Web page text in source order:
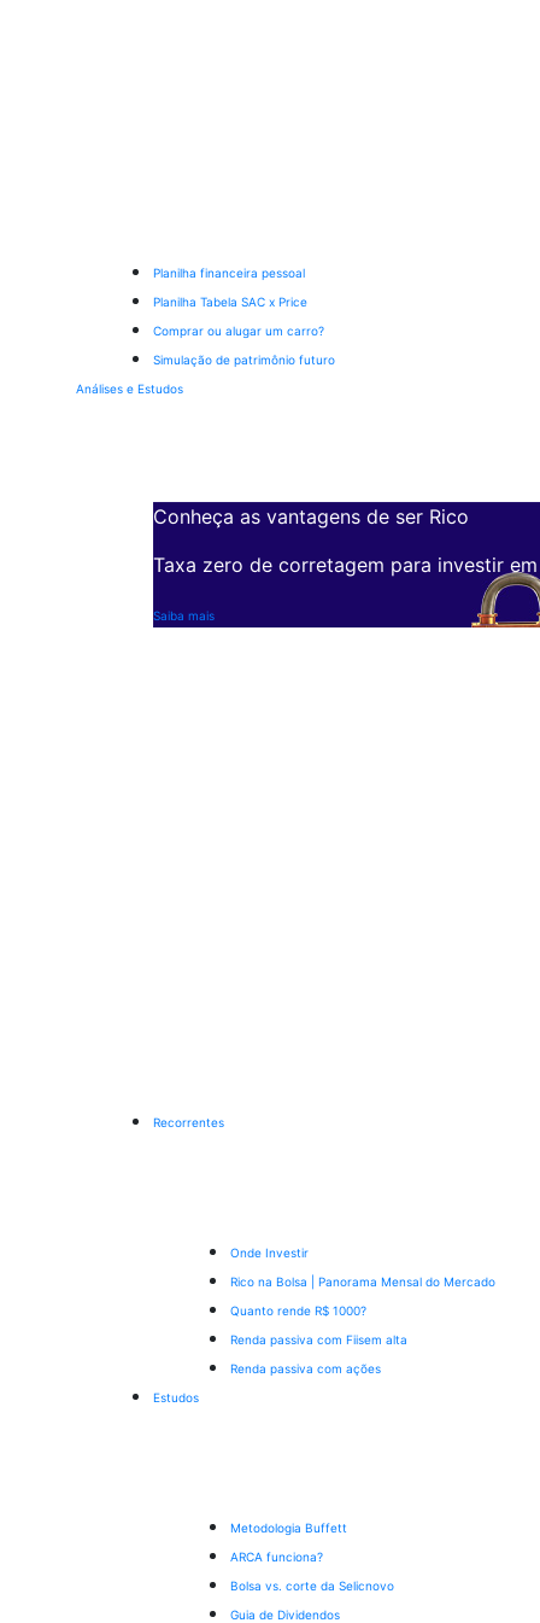
Planilha financeira pessoal
Planilha Tabela SAC x Price
Comprar ou alugar um carro?
Simulação de patrimônio futuro
Análises e Estudos
Conheça as vantagens de ser Rico
Taxa zero de corretagem para investir
Saiba mais
Recorrentes
Onde Investir
Rico na Bolsa | Panorama Mensal do Mercado
Quanto rende R$ 1000?
Renda passiva com Fiisem alta
Renda passiva com ações
Estudos
Metodologia Buffett
ARCA funciona?
Bolsa vs. corte da Selicnovo
Guia de Dividendos